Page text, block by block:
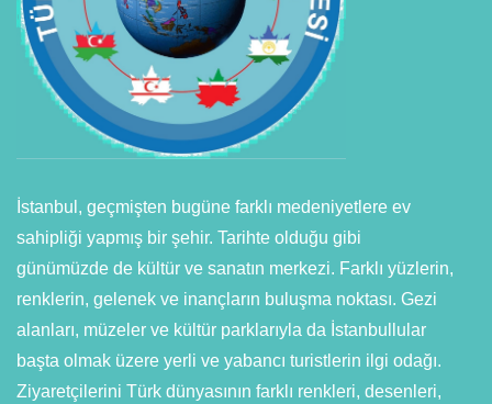
İstanbul, geçmişten bugüne farklı medeniyetlere ev
sahipliği yapmış bir şehir. Tarihte olduğu gibi
günümüzde de kültür ve sanatın merkezi. Farklı yüzlerin,
renklerin, gelenek ve inançların buluşma noktası. Gezi
alanları, müzeler ve kültür parklarıyla da İstanbullular
başta olmak üzere yerli ve yabancı turistlerin ilgi odağı.
Ziyaretçilerini Türk dünyasının farklı renkleri, desenleri,